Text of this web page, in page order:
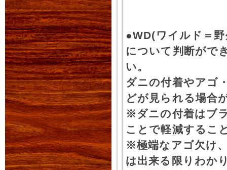
●WD(ワイルド＝
について判断がで
い。
ダニの付着やアゴ
どが見られる場合
※ダニの付着はブ
ことで軽減するこ
※極端なアゴ欠け
は出来る限りわか